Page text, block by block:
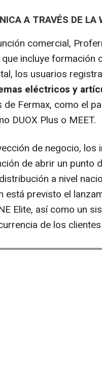
A TRAVÉS DE LA
comercial,
incluye formación
los usuarios
eléctricos y
de Fermax, como el
DUOX Plus o MEET.
de negocio,
de abrir un punto
a nivel
está previsto el
Elite, así como un
de los